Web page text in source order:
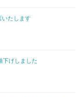
いたします
下げしました